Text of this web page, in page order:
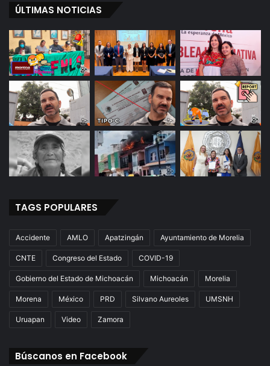
ÚLTIMAS NOTICIAS
TAGS POPULARES
Accidente AMLO Apatzingán Ayuntamiento de Morelia
CNTE Congreso del Estado COVID-19
Gobierno del Estado de Michoacán Michoacán Morelia
Morena México PRD Silvano Aureoles UMSNH
Uruapan Video Zamora
Búscanos en Facebook